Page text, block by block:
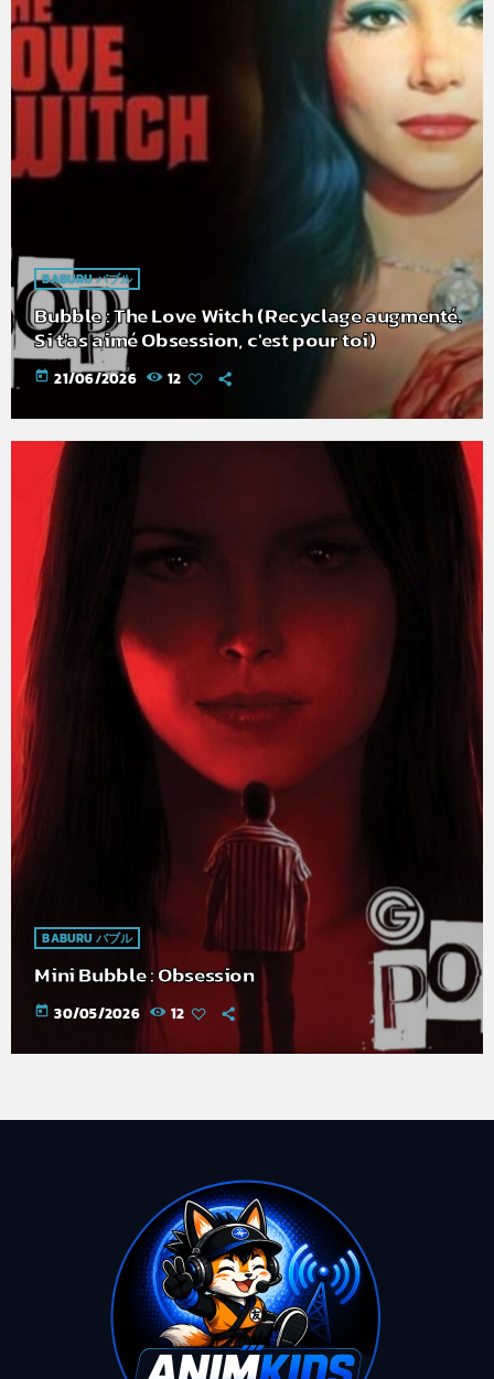
BABURU バブル
Bubble : The Love Witch (Recyclage augmenté.
Si t'as aimé Obsession, c'est pour toi)
today 21/06/2026 12
BABURU バブル
Mini Bubble : Obsession
today 30/05/2026 12